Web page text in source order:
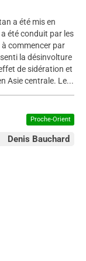
a été mis en
été conduit par les
commencer par
la désinvolture
de sidération et
Asie centrale. Le...
Proche-Orient
Denis Bauchard